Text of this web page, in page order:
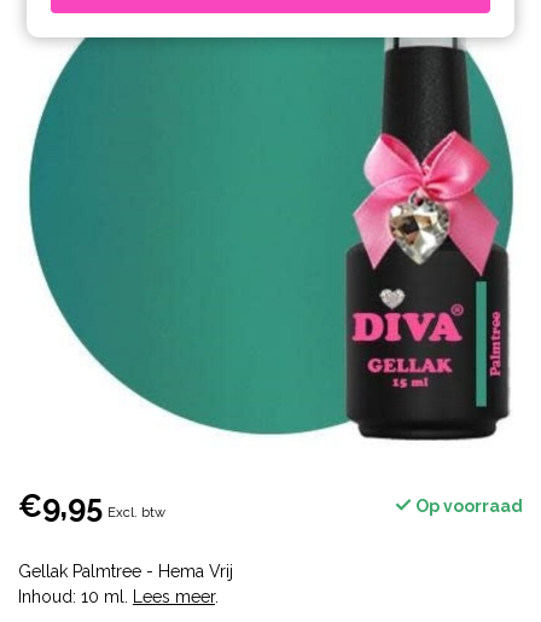
€9,95 Excl. btw Op voorraad
Gellak Palmtree - Hema Vrij
Inhoud: 10 ml.
Lees meer.
in